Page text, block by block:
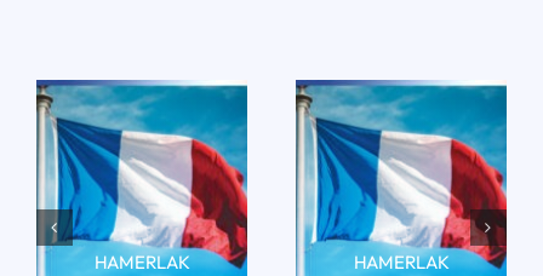
HAMERLAK
HAMERLAK